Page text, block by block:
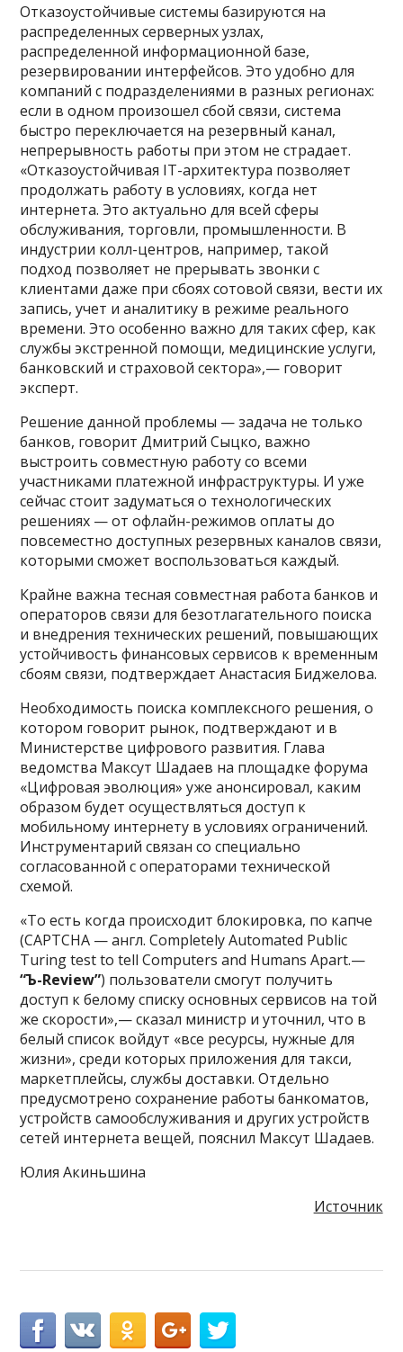
Отказоустойчивые системы базируются на
распределенных серверных узлах,
распределенной информационной базе,
резервировании интерфейсов. Это удобно для
компаний с подразделениями в разных регионах:
если в одном произошел сбой связи, система
быстро переключается на резервный канал,
непрерывность работы при этом не страдает.
«Отказоустойчивая IT-архитектура позволяет
продолжать работу в условиях, когда нет
интернета. Это актуально для всей сферы
обслуживания, торговли, промышленности. В
индустрии колл-центров, например, такой
подход позволяет не прерывать звонки с
клиентами даже при сбоях сотовой связи, вести их
запись, учет и аналитику в режиме реального
времени. Это особенно важно для таких сфер, как
службы экстренной помощи, медицинские услуги,
банковский и страховой сектора»,— говорит
эксперт.
Решение данной проблемы — задача не только
банков, говорит Дмитрий Сыцко, важно
выстроить совместную работу со всеми
участниками платежной инфраструктуры. И уже
сейчас стоит задуматься о технологических
решениях — от офлайн-режимов оплаты до
повсеместно доступных резервных каналов связи,
которыми сможет воспользоваться каждый.
Крайне важна тесная совместная работа банков и
операторов связи для безотлагательного поиска
и внедрения технических решений, повышающих
устойчивость финансовых сервисов к временным
сбоям связи, подтверждает Анастасия Биджелова.
Необходимость поиска комплексного решения, о
котором говорит рынок, подтверждают и в
Министерстве цифрового развития. Глава
ведомства Максут Шадаев на площадке форума
«Цифровая эволюция» уже анонсировал, каким
образом будет осуществляться доступ к
мобильному интернету в условиях ограничений.
Инструментарий связан со специально
согласованной с операторами технической
схемой.
«То есть когда происходит блокировка, по капче
(CAPTCHA — англ. Completely Automated Public
Turing test to tell Computers and Humans Apart.—
“Ъ-Review”) пользователи смогут получить
доступ к белому списку основных сервисов на той
же скорости»,— сказал министр и уточнил, что в
белый список войдут «все ресурсы, нужные для
жизни», среди которых приложения для такси,
маркетплейсы, службы доставки. Отдельно
предусмотрено сохранение работы банкоматов,
устройств самообслуживания и других устройств
сетей интернета вещей, пояснил Максут Шадаев.
Юлия Акиньшина
Источник